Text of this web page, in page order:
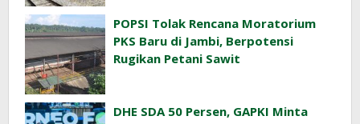
POPSI Tolak Rencana Moratorium
PKS Baru di Jambi, Berpotensi
Rugikan Petani Sawit
DHE SDA 50 Persen, GAPKI Minta